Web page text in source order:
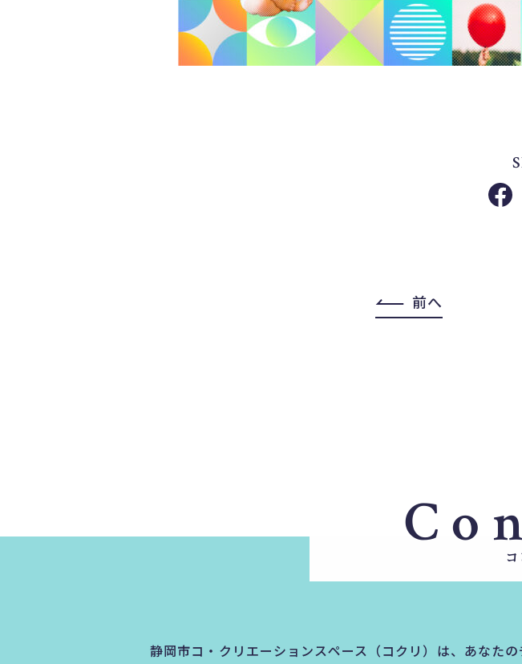
前へ
静岡市コ・クリエーションスペース（コクリ）は、あなた